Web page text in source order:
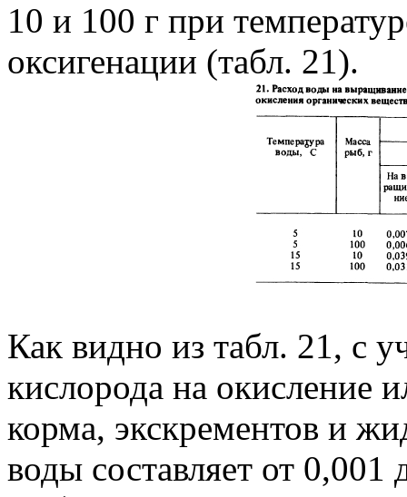
10 и 100 г при
оксигенации (табл. 21).
Как видно из табл. 21, с
кислорода на окисление
корма, экскрементов и
воды составляет от